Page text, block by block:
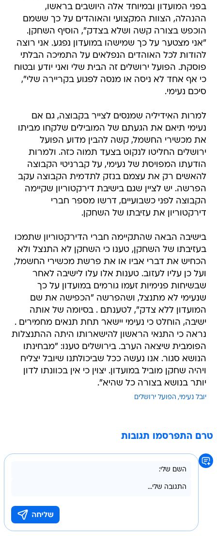
בפני המועדון ובמיוחד אלה היושבים בראשו,
ההנהלה, הצוות המקצועי והאוהדים על כך ששמם
הוכפש בצורה קשה ושלא בצדק", הוסיף השחקן.
"אני מצטער על כך שמישהו במועדון נפגע. אני רוצה
להודות לכל האוהדים הנפלאים על התמיכה הבלתי
פוסקת. הפועל ירושלים זה הבית שלי ואני יודע ובטוח
כי אף אחד לא ניסה או מנסה לפגוע בקריירה שלי",
סיכם נעימי.
למרות האידיליה שמנסים לצייר בקבוצה, גם אם
נעימי תיאם את הגעתם של המובילים שלקחו מביתו
את מכשירי החשמל, קשה להבין מדוע הפועל
ירושלים החליטו לנקוט בצעד תמוה כזה. ולמרות
הודעתו המפויסת של נעימי, על קברניטי הקבוצה
להאשים רק את עצמם בנזק לתדמית הקבוצה עקב
הפרשה. יש לציין שגם בישיבת דירקטוריון שקיימה
הקבוצה לפני כשבועיים, דרשו מספר חברי
דירקטוריון את עזיבתו של השחקן.
בישיבה הבאה שהתקיימה חברי הדירקטוריון שתמכו
בעזיבתו של השחקן, טענו כי השחקן לא התנצל ולא
הכחיש את דברי אביו או את פרשת מכשירי החשמל,
ועל כן עליו לעזוב. טענות אלו עלו לישיבה לאחר
שבשיחות פנימיות זעמו גורמים במועדון על כך
שנעימי לא מתנצל, ושהפרשה "הכפישה את שם
המועדון ללא צדק", לטענתם . בסיומה של אותה
ישיבה, הוחלט כי נעימי יישאר תחת תנאים מחמירים .
נראה כי התנאי הראשון להישארותו היתה ההתנצלות
הפומבית שיצאה הערב. בירושלים טענו: "מבחינתו
הנושא סגור. אנו נעשה ככל שביכולתנו שיובל יצליח
ויהיה שחקן מוביל במועדון. יצוין כי אין בכוונתו לדון
יותר בנושא בצורה כל שהיא".
יובל נעימי הפועל ירושלים
טרם התפרסמו תגובות